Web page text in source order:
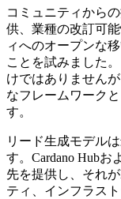
コミュニティから
供、業種の改訂可
ィへのオープンな
ことを試みました
けではありません
なフレームワーク
す。
リード生成モデル
す。Cardano Hub
先を提供し、それ
ティ、インフラス